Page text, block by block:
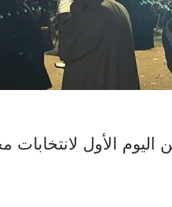
الأول لانتخابات